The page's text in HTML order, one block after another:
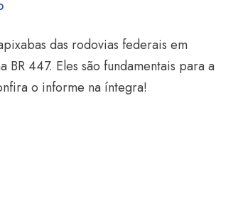
das rodovias federais em
447. Eles são fundamentais para a
o informe na íntegra!